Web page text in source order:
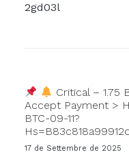
2gd03l
Critical – 1.75
Accept Payment >
BTC-09-11?
17 de Settembre de 2025